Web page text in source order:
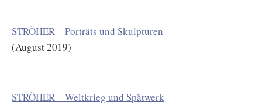
STRÖHER – Porträts und Skulpturen
(August 2019)
STRÖHER – Weltkrieg und Spätwerk